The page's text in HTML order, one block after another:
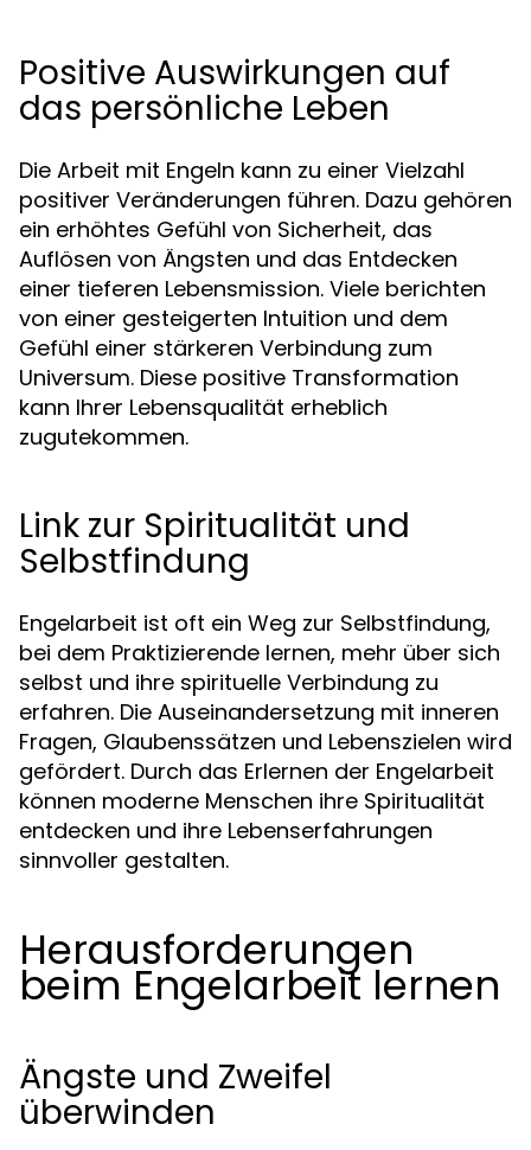
Positive Auswirkungen auf
das persönliche Leben
Die Arbeit mit Engeln kann zu einer Vielzahl
positiver Veränderungen führen. Dazu gehören
ein erhöhtes Gefühl von Sicherheit, das
Auflösen von Ängsten und das Entdecken
einer tieferen Lebensmission. Viele berichten
von einer gesteigerten Intuition und dem
Gefühl einer stärkeren Verbindung zum
Universum. Diese positive Transformation
kann Ihrer Lebensqualität erheblich
zugutekommen.
Link zur Spiritualität und
Selbstfindung
Engelarbeit ist oft ein Weg zur Selbstfindung,
bei dem Praktizierende lernen, mehr über sich
selbst und ihre spirituelle Verbindung zu
erfahren. Die Auseinandersetzung mit inneren
Fragen, Glaubenssätzen und Lebenszielen wird
gefördert. Durch das Erlernen der Engelarbeit
können moderne Menschen ihre Spiritualität
entdecken und ihre Lebenserfahrungen
sinnvoller gestalten.
Herausforderungen
beim Engelarbeit lernen
Ängste und Zweifel
überwinden